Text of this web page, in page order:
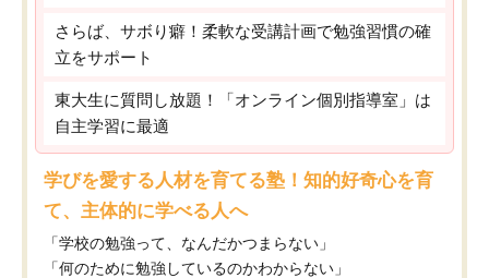
さらば、サボり癖！柔軟な受講計画で勉強習慣の確
立をサポート
東大生に質問し放題！「オンライン個別指導室」は
自主学習に最適
学びを愛する人材を育てる塾！知的好奇心を育
て、主体的に学べる人へ
「学校の勉強って、なんだかつまらない」
「何のために勉強しているのかわからない」